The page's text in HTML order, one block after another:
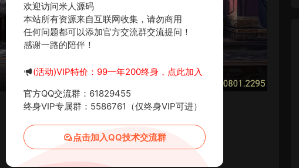
欢迎访问米人源码
本站所有资源来自互联网收集，请勿商用
任何问题都可以添加官方交流群交流提问！
感谢一路的陪伴！
(活动)VIP特价：99一年200终身，点此加入
官方QQ交流群：61829455
终身VIP专属群：5586761（仅终身VIP可进）
点击加入QQ技术交流群